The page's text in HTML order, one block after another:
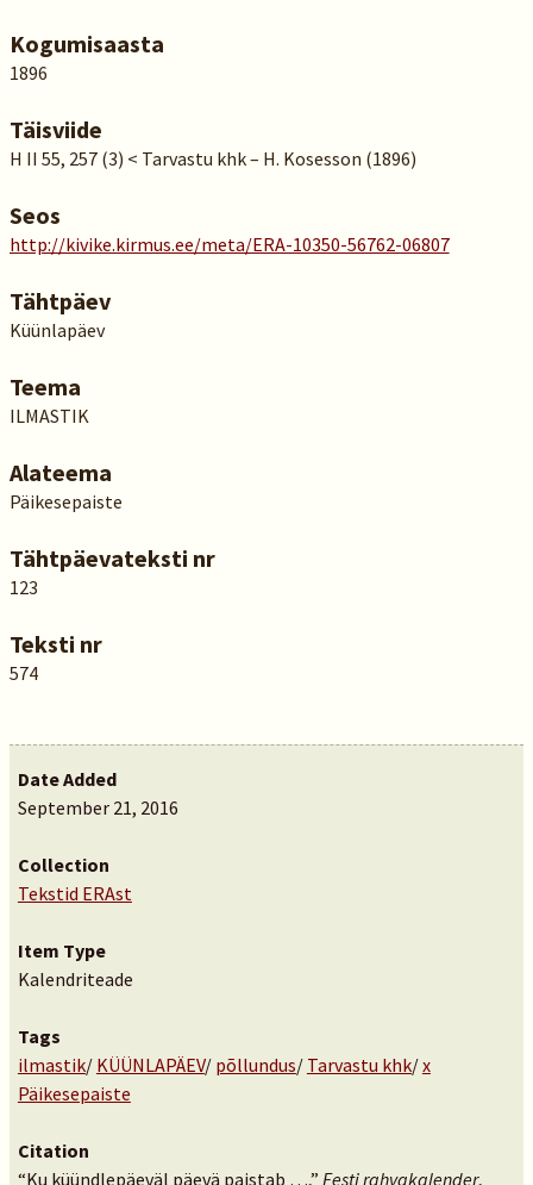
Kogumisaasta
1896
Täisviide
H II 55, 257 (3) < Tarvastu khk – H. Kosesson (1896)
Seos
http://kivike.kirmus.ee/meta/ERA-10350-56762-06807
Tähtpäev
Küünlapäev
Teema
ILMASTIK
Alateema
Päikesepaiste
Tähtpäevateksti nr
123
Teksti nr
574
Date Added
September 21, 2016
Collection
Tekstid ERAst
Item Type
Kalendriteade
Tags
ilmastik/ KÜÜNLAPÄEV/ põllundus/ Tarvastu khk/x
Päikesepaiste
Citation
“Ku küündlepäeväl päevä paistab …,” Eesti rahvakalender,